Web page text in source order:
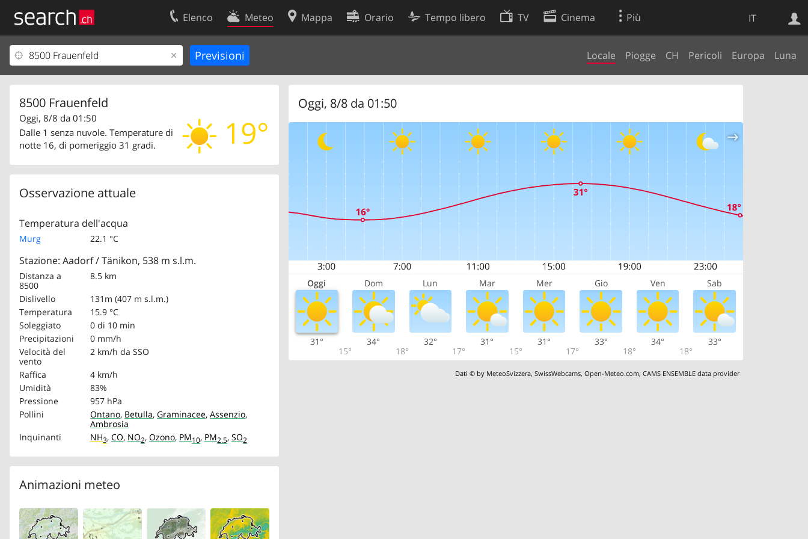
IT
Elenco Meteo Mappa Orario Tempo libero TV Cinema Più
Locale Piogge CH Pericoli Europa Luna
8500 Frauenfeld
19°
Oggi, 8/8 da 01:50
Dalle 1 senza nuvole. Temperature di
notte 16, di pomeriggio 31 gradi.
Osservazione attuale
Temperatura dell'acqua
Murg 22.1 °C
Stazione: Aadorf / Tänikon, 538 m s.l.m.
Distanza a
8500
8.5 km
Dislivello
131m (407 m s.l.m.)
Temperatura
15.9 °C
Soleggiato
0 di 10 min
Precipitazioni
0 mm/h
Velocità del
vento
2 km/h da SSO
Raffica
4 km/h
Umidità
83%
Pressione
957 hPa
Pollini
Ontano, Betulla, Graminacee, Assenzio,
Ambrosia
Inquinanti
NH3, CO, NO2, Ozono, PM10, PM2.5, SO2
Animazioni meteo
Oggi, 8/8 da 01:50
Oggi Dom Lun Mar Mer Gio Ven Sab
31°
15°
34°
18°
32°
17°
31°
15°
31°
17°
33°
18°
34°
18°
33°
Dati © by MeteoSvizzera,SwissWebcams,Open-Meteo.com,CAMS ENSEMBLE data provider
Ricerca Web
Il vostro profolio
Area clienti
Informazioni Legali
Contatti
Condizioni d’uso
Preferenze cookie